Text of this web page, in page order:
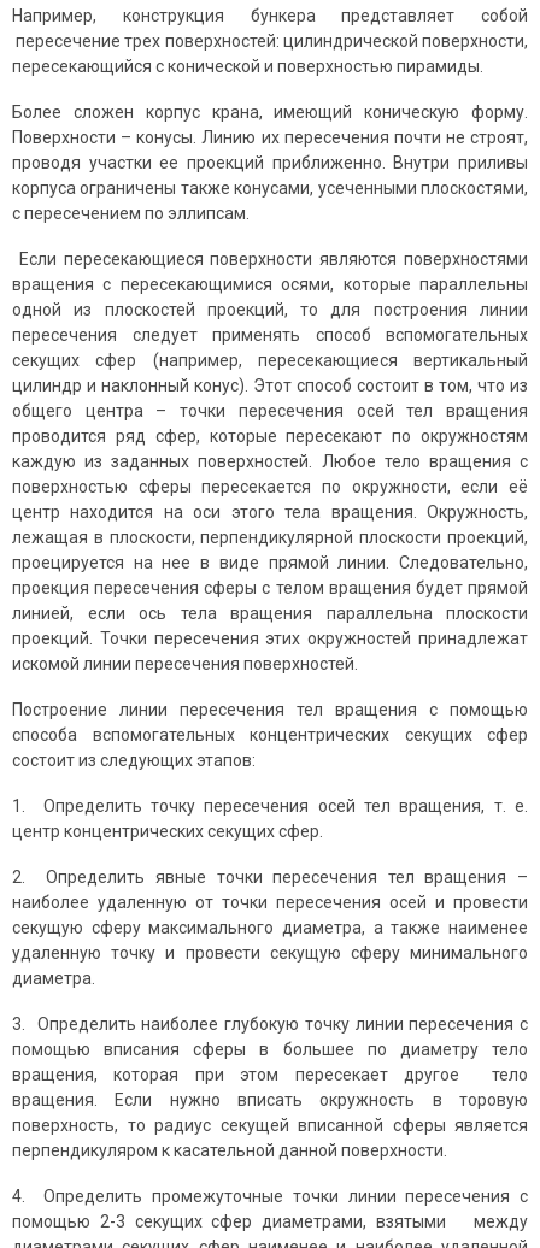
Например, конструкция бункера представляет собой
пересечение трех поверхностей: цилиндрической поверхности,
пересекающийся с конической и поверхностью пирамиды.
Более сложен корпус крана, имеющий коническую форму.
Поверхности – конусы. Линию их пересечения почти не строят,
проводя участки ее проекций приближенно. Внутри приливы
корпуса ограничены также конусами, усеченными плоскостями,
с пересечением по эллипсам.
Если пересекающиеся поверхности являются поверхностями
вращения с пересекающимися осями, которые параллельны
одной из плоскостей проекций, то для построения линии
пересечения следует применять способ вспомогательных
секущих сфер
(например, пересекающиеся вертикальный
цилиндр и наклонный конус). Этот способ состоит в том, что из
общего центра – точки пересечения осей тел вращения
проводится ряд сфер, которые пересекают по окружностям
каждую из заданных поверхностей. Любое тело вращения с
поверхностью сферы пересекается по окружности, если её
центр находится на оси этого тела вращения. Окружность,
лежащая в плоскости, перпендикулярной плоскости проекций,
проецируется на нее в виде прямой линии. Следовательно,
проекция пересечения сферы с телом вращения будет прямой
линией, если ось тела вращения параллельна плоскости
проекций. Точки пересечения этих окружностей принадлежат
искомой линии пересечения поверхностей.
Построение линии пересечения тел вращения с помощью
способа вспомогательных концентрических секущих сфер
состоит из следующих этапов:
1. Определить точку пересечения осей тел вращения, т. е.
центр концентрических секущих сфер.
2. Определить явные точки пересечения тел вращения –
наиболее удаленную от точки пересечения осей и провести
секущую сферу максимального диаметра, а также наименее
удаленную точку и провести секущую сферу минимального
диаметра.
3. Определить наиболее глубокую точку линии пересечения с
помощью вписания сферы в большее по диаметру тело
вращения, которая при этом пересекает другое тело
вращения. Если нужно вписать окружность в торовую
поверхность, то радиус секущей вписанной сферы является
перпендикуляром к касательной данной поверхности.
4. Определить промежуточные точки линии пересечения с
помощью 2-3 секущих сфер диаметрами, взятыми между